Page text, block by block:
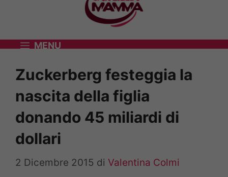
MENU
Zuckerberg festeggia la
nascita della figlia
donando 45 miliardi di
dollari
2 Dicembre 2015 di Valentina Colmi